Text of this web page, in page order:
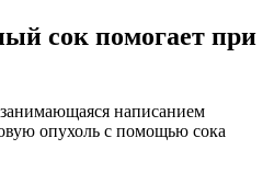
сок помогает при
написанием
опухоль с помощью сока